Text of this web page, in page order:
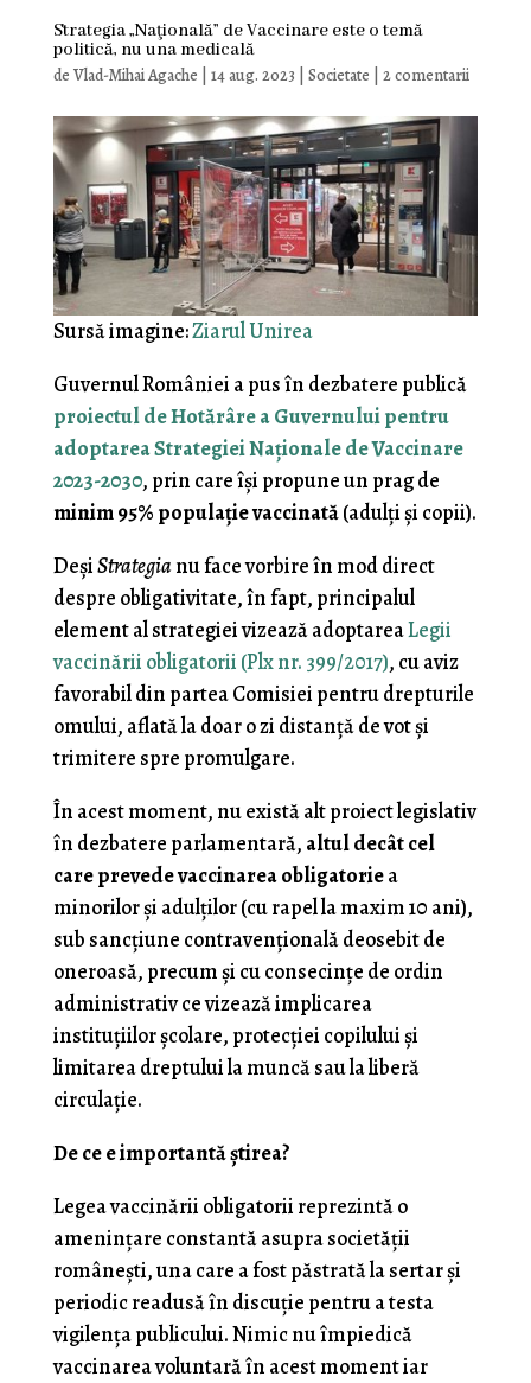
Strategia „Naţională” de Vaccinare este o temă
politică, nu una medicală
de Vlad-Mihai Agache 14 aug. 2023 Societate 2 comentarii
Sursă imagine:Ziarul Unirea
Guvernul României a pus în dezbatere publică
proiectul de Hotărâre a Guvernului pentru
adoptarea Strategiei Naţionale de Vaccinare
2023-2030, prin care îşi propune un prag de
minim 95% populaţie vaccinată(adulţi şi copii).
DeşiStrategianu face vorbire în mod direct
despre obligativitate, în fapt, principalul
element al strategiei vizează adoptareaLegii
vaccinării obligatorii (Plx nr. 399/2017), cu aviz
favorabil din partea Comisiei pentru drepturile
omului, aflată la doar o zi distanţă de vot şi
trimitere spre promulgare.
În acest moment, nu există alt proiect legislativ
în dezbatere parlamentară, altul decât cel
care prevede vaccinarea obligatoriea
minorilor şi adulţilor (cu rapel la maxim 10 ani),
sub sancţiune contravenţională deosebit de
oneroasă, precum şi cu consecinţe de ordin
administrativ ce vizează implicarea
instituţiilor şcolare, protecţiei copilului şi
limitarea dreptului la muncă sau la liberă
circulaţie.
De ce e importantă ştirea?
Legea vaccinării obligatorii reprezintă o
ameninţare constantă asupra societăţii
româneşti, una care a fost păstrată la sertar şi
periodic readusă în discuţie pentru a testa
vigilenţa publicului. Nimic nu împiedică
vaccinarea voluntară în acest moment iar